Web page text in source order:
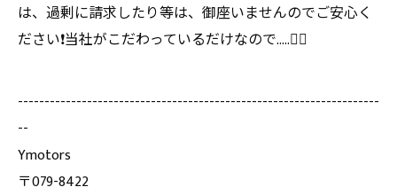
は、過剰に請求したり等は、御座いませんのでご安心く
ださい❗️当社がこだわっているだけなので.....🙇‍♂️
--------------------------------------------------------------------
--
Ymotors
〒079-8422